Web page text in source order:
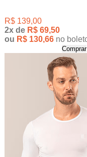
R$ 139,00
2x de R$ 69,50
ou R$ 130,66
Comprar